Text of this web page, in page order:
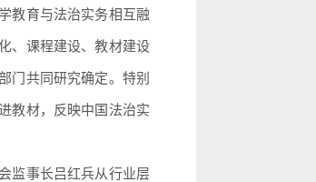
教育与法治实务相互融
、课程建设、教材建设
门共同研究确定。特别
教材，反映中国法治实
监事长吕红兵从行业层